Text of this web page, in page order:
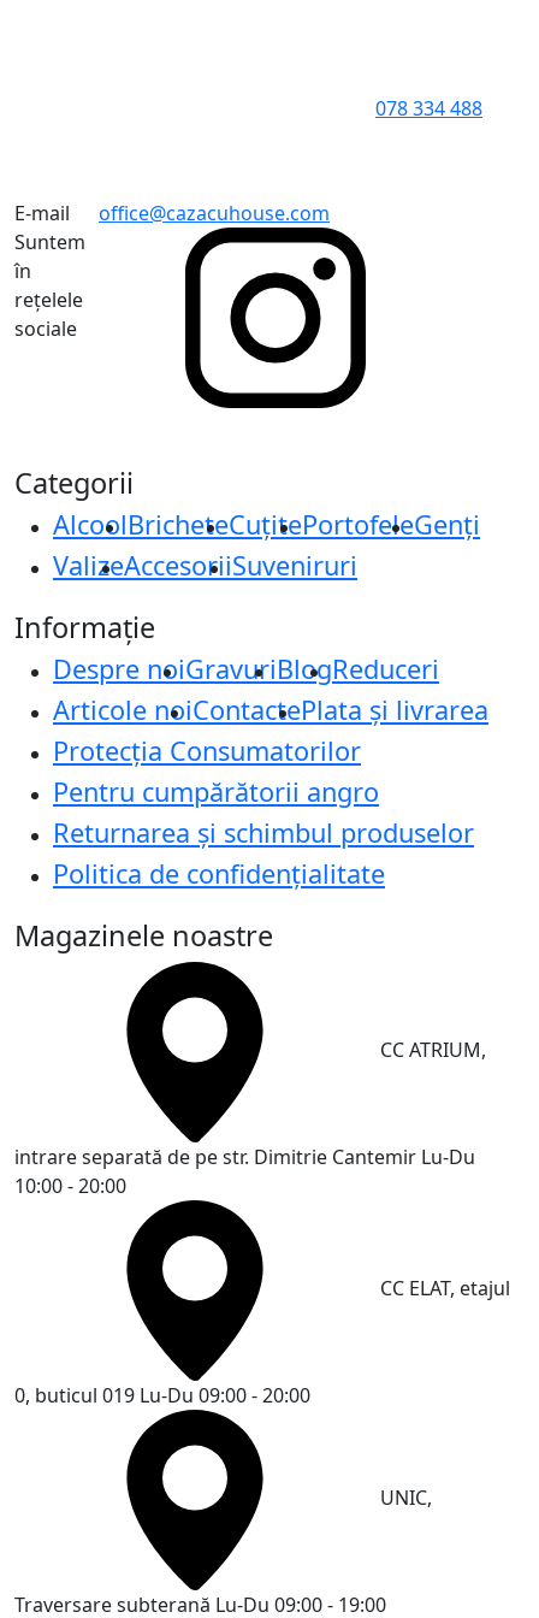
078 334 488
E-mail
office@cazacuhouse.com
Suntem
în
rețelele
sociale
Categorii
AlcoolBricheteCuțitePortofeleGenți
ValizeAccesoriiSuveniruri
Informație
Despre noiGravuriBlogReduceri
Articole noiContactePlata și livrarea
Protecţia Consumatorilor
Pentru cumpărătorii angro
Returnarea și schimbul produselor
Politica de confidențialitate
Magazinele noastre
CC ATRIUM,
intrare separată de pe str. Dimitrie Cantemir Lu-Du
10:00 - 20:00
CC ELAT, etajul
0, buticul 019 Lu-Du 09:00 - 20:00
UNIC,
Traversare subterană Lu-Du 09:00 - 19:00